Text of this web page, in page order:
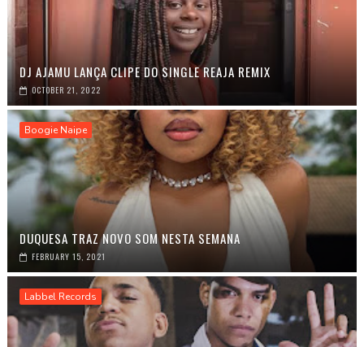
DJ AJAMU LANÇA CLIPE DO SINGLE REAJA REMIX
OCTOBER 21, 2022
Boogie Naipe
DUQUESA TRAZ NOVO SOM NESTA SEMANA
FEBRUARY 15, 2021
Labbel Records